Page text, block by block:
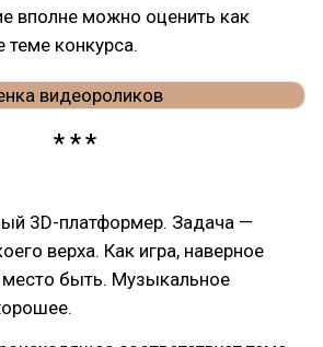
вполне можно оценить как
конкурса.
3D-платформер. Задача —
верха. Как игра, наверное
быть. Музыкальное